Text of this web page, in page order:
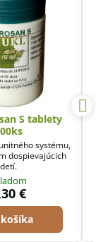
S tablety
systému,
dospievajúcich
detí.
€